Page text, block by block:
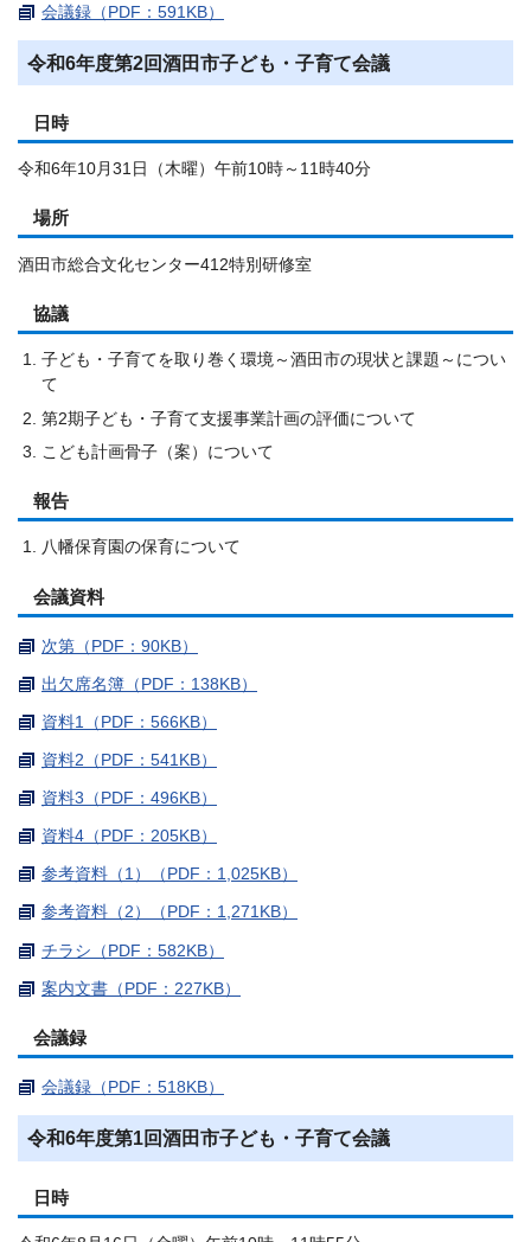
会議録（PDF：591KB）
令和6年度第2回酒田市子ども・子育て会議
日時
令和6年10月31日（木曜）午前10時～11時40分
場所
酒田市総合文化センター412特別研修室
協議
子ども・子育てを取り巻く環境～酒田市の現状と課題～につい
て
第2期子ども・子育て支援事業計画の評価について
こども計画骨子（案）について
報告
八幡保育園の保育について
会議資料
次第（PDF：90KB）
出欠席名簿（PDF：138KB）
資料1（PDF：566KB）
資料2（PDF：541KB）
資料3（PDF：496KB）
資料4（PDF：205KB）
参考資料（1）（PDF：1,025KB）
参考資料（2）（PDF：1,271KB）
チラシ（PDF：582KB）
案内文書（PDF：227KB）
会議録
会議録（PDF：518KB）
令和6年度第1回酒田市子ども・子育て会議
日時